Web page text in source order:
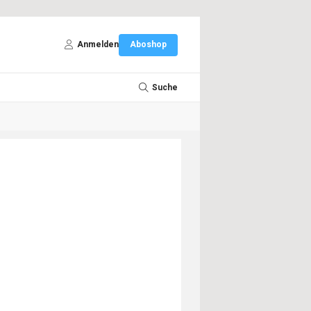
Anmelden Aboshop
Suche